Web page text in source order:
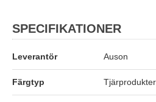
SPECIFIKATIONER
Leverantör Auson
Färgtyp Tjärprodukter